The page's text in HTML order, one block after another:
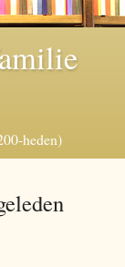
heden)